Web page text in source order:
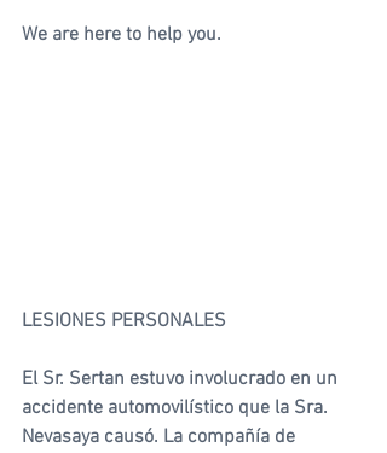
We are here to help you.
LESIONES PERSONALES
El Sr. Sertan estuvo involucrado en un
accidente automovilístico que la Sra.
Nevasaya causó. La compañía de